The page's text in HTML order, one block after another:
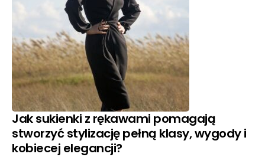
Jak sukienki z rękawami pomagają
stworzyć stylizację pełną klasy, wygody i
kobiecej elegancji?